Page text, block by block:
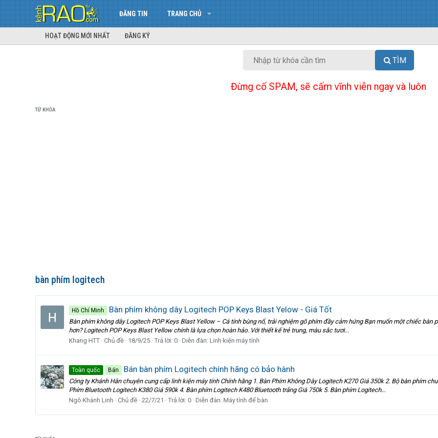
ĐĂNG TIN TRANG CHỦ
HOẠT ĐỘNG MỚI NHẤT ĐĂNG KÝ
TÌM
Đừng cố SPAM, sẽ cấm vĩnh viễn ngay và luôn
TỪ KHÓA
bàn phím logitech
Hồ Chí Minh Bàn phím không dây Logitech POP Keys Blast Yelow - Giá Tốt
Bàn phím không dây Logitech POP Keys Blast Yellow – Cá tính bùng nổ, trải nghiệm gõ phím đầy cảm hứng Bạn muốn một chiếc
hơn? Logitech POP Keys Blast Yellow chính là lựa chọn hoàn hảo. Với thiết kế trẻ trung, màu sắc tươi...
Khang HTT Chủ đề 18/9/25 Trả lời: 0 Diễn đàn: Linh kiện máy tính
Toàn quốc Bán Bán bàn phím Logitech chính hãng có bảo hành
Công ty Khánh Hân chuyên cung cấp linh kiện máy tính Chính hãng 1. Bàn Phím Không Dây Logitech K270 Giá 350k 2. Bộ bàn phím
Phím Bluetooth Logitech K380 Giá 590k 4. Bàn phím Logitech K480 Bluetooth trắng Giá 750k 5. Bàn phím Logitech...
Ngô Khánh Linh
Chủ đề 22/7/21 Trả lời: 0 Diễn đàn: Máy tính để bàn